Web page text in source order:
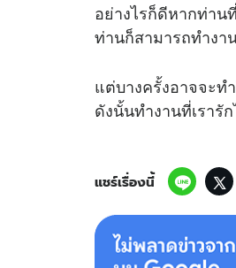
อย่างไรก็ดีหากท่าน
ท่านก็สามารถทำงา
แต่บางครั้งอาจจะท
ดังนั้นทำงานที่เรารั
แชร์เรื่องนี้